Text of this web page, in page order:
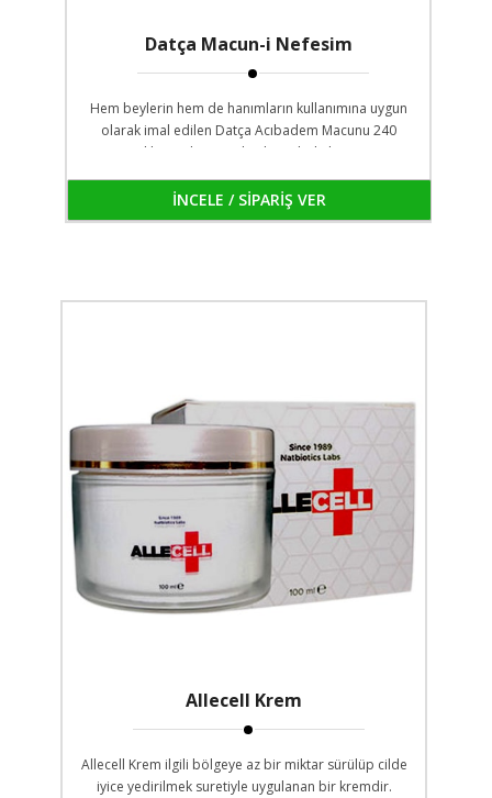
Datça Macun-i Nefesim
Hem beylerin hem de hanımların kullanımına uygun
olarak imal edilen Datça Acıbadem Macunu 240
gramlık cam kavanozlarda ambalajlanmıştır.
İNCELE / SİPARİŞ VER
Allecell Krem
Allecell Krem ilgili bölgeye az bir miktar sürülüp cilde
iyice yedirilmek suretiyle uygulanan bir kremdir.